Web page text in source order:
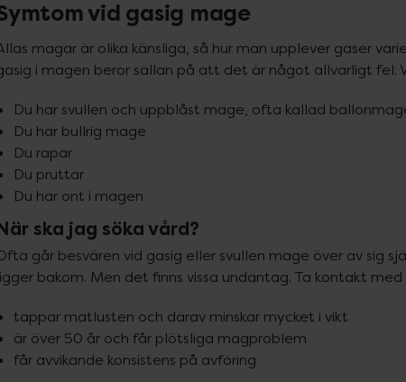
vid gasig mage
magar är olika känsliga, så hur man upplever gaser
i magen beror sällan på att det är något allvarligt fel.
Du har svullen och uppblåst mage, ofta kallad
Du har bullrig mage
Du rapar
Du pruttar
Du har ont i magen
ska jag söka vård?
går besvären vid gasig eller svullen mage över av sig
bakom. Men det finns vissa undantag. Ta kontakt
tappar matlusten och därav minskar mycket i vikt
är över 50 år och får plötsliga magproblem
får avvikande konsistens på avföring